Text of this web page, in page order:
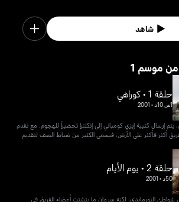
شاهد
من موسم
حلقة 1 • كوراهي
1س 10د •
2001
يتم إرسال كتيبة إيزي كومباني إلى إنكلترا تحضيراً للهجوم. مع تقدم
أكثر فأكثر على الأرض، فيسعى الكثير من ضباط الصف لتقديم
حلقة 2 • يوم الأيام
50د •
2001
شواطئ النورماندي، لكنه سرعان ما يتشتت أعضاء الفريق في